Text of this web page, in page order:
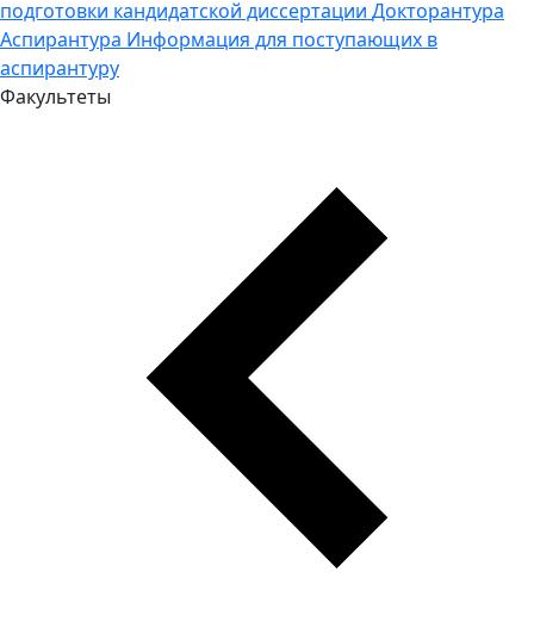
подготовки кандидатской диссертации Докторантура
Аспирантура Информация для поступающих в
аспирантуру
Факультеты